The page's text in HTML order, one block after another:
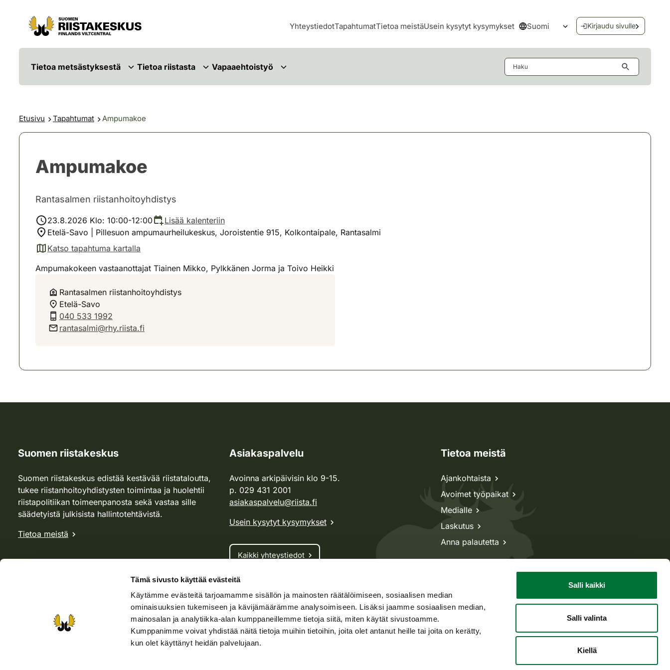
Tämä sivusto käyttää evästeitä
Käytämme evästeitä tarjoamamme sisällön ja mainosten räätälöimiseen, sosiaalisen median
ominaisuuksien tukemiseen ja kävijämäärämme analysoimiseen. Lisäksi jaamme sosiaalisen median,
mainosalan ja analytiikka-alan kumppaneillemme tietoja siitä, miten käytät sivustoamme.
Kumppanimme voivat yhdistää näitä tietoja muihin tietoihin, joita olet antanut heille tai joita on kerätty,
kun olet käyttänyt heidän palvelujaan.
Salli kaikki
Salli valinta
Kiellä
Siirry sisältöön
Siirry sivustokarttaan
YhteystiedotTapahtumatTietoa meistäUsein kysytyt kysymykset Suomi
Avaa kielivalikko
Kirjaudu sivulle
Tietoa metsästyksestä Tietoa riistasta Vapaaehtoistyö
Etusivu Tapahtumat Ampumakoe
Ampumakoe
Rantasalmen riistanhoitoyhdistys
23.8.2026 Klo: 10:00-12:00
Lisää kalenteriin
Etelä-Savo | Pillesuon ampumaurheilukeskus, Joroistentie 915, Kolkontaipale, Rantasalmi
Katso tapahtuma kartalla
(avautuu uuteen välilehteen)
Ampumakokeen vastaanottajat Tiainen Mikko, Pylkkänen Jorma ja Toivo Heikki
Rantasalmen riistanhoitoyhdistys
Etelä-Savo
040 533 1992
rantasalmi@rhy.riista.fi
Suomen riistakeskus
Suomen riistakeskus edistää kestävää riistataloutta,
tukee riistanhoitoyhdistysten toimintaa ja huolehtii
riistapolitiikan toimeenpanosta sekä vastaa sille
säädetyistä julkisista hallintotehtävistä.
Tietoa meistä
Asiakaspalvelu
Avoinna arkipäivisin klo 9-15.
p. 029 431 2001
asiakaspalvelu@riista.fi
Usein kysytyt kysymykset
Kaikki yhteystiedot
Metsästyskortti-asiat
Oma riista -asiat
Lupa-asiat
Tietoa meistä
Ajankohtaista
Avoimet työpaikat
Medialle
Laskutus
Anna palautetta